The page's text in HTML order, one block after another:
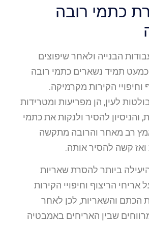
כתמי רובה
הבנייה ולאחר שיפוצים
כמעט תמיד נשארים כתמי רובה
וחיפויי הקירות מקרמיקה.
לעין, הן מפריעות ומטרידות
והניסיון להסיר ולנקות את כתמי
רב מאחר והרובה מתקשה
ואז קשה להסיר אותה.
ביותר להסרת שאריות
אריחי הריצוף וחיפויי הקירות
הכתם והשאריות, לכן לאחר
שבין האריחים באמבטיה